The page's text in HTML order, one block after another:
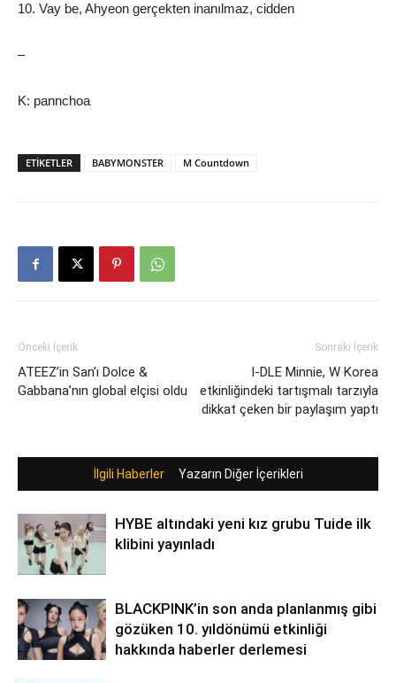
10. Vay be, Ahyeon gerçekten inanılmaz, cidden
–
K: pannchoa
ETIKETLER BABYMONSTER M Countdown
Önceki İçerik
ATEEZ’in San’ı Dolce &
Gabbana’nın global elçisi oldu
Sonraki İçerik
I-DLE Minnie, W Korea
etkinliğindeki tartışmalı tarzıyla
dikkat çeken bir paylaşım yaptı
İlgili Haberler Yazarın Diğer İçerikleri
HYBE altındaki yeni kız grubu Tuide ilk
klibini yayınladı
BLACKPINK’in son anda planlanmış gibi
gözüken 10. yıldönümü etkinliği
hakkında haberler derlemesi